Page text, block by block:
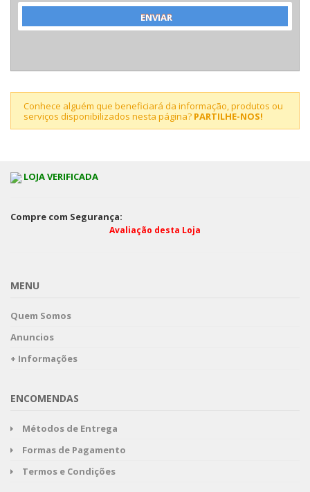
Conhece alguém que beneficiará da informação, produtos ou
serviços disponibilizados nesta página? PARTILHE-NOS!
LOJA VERIFICADA
Compre com Segurança:
Avaliação desta Loja
MENU
Quem Somos
Anuncios
+ Informações
ENCOMENDAS
Métodos de Entrega
Formas de Pagamento
Termos e Condições